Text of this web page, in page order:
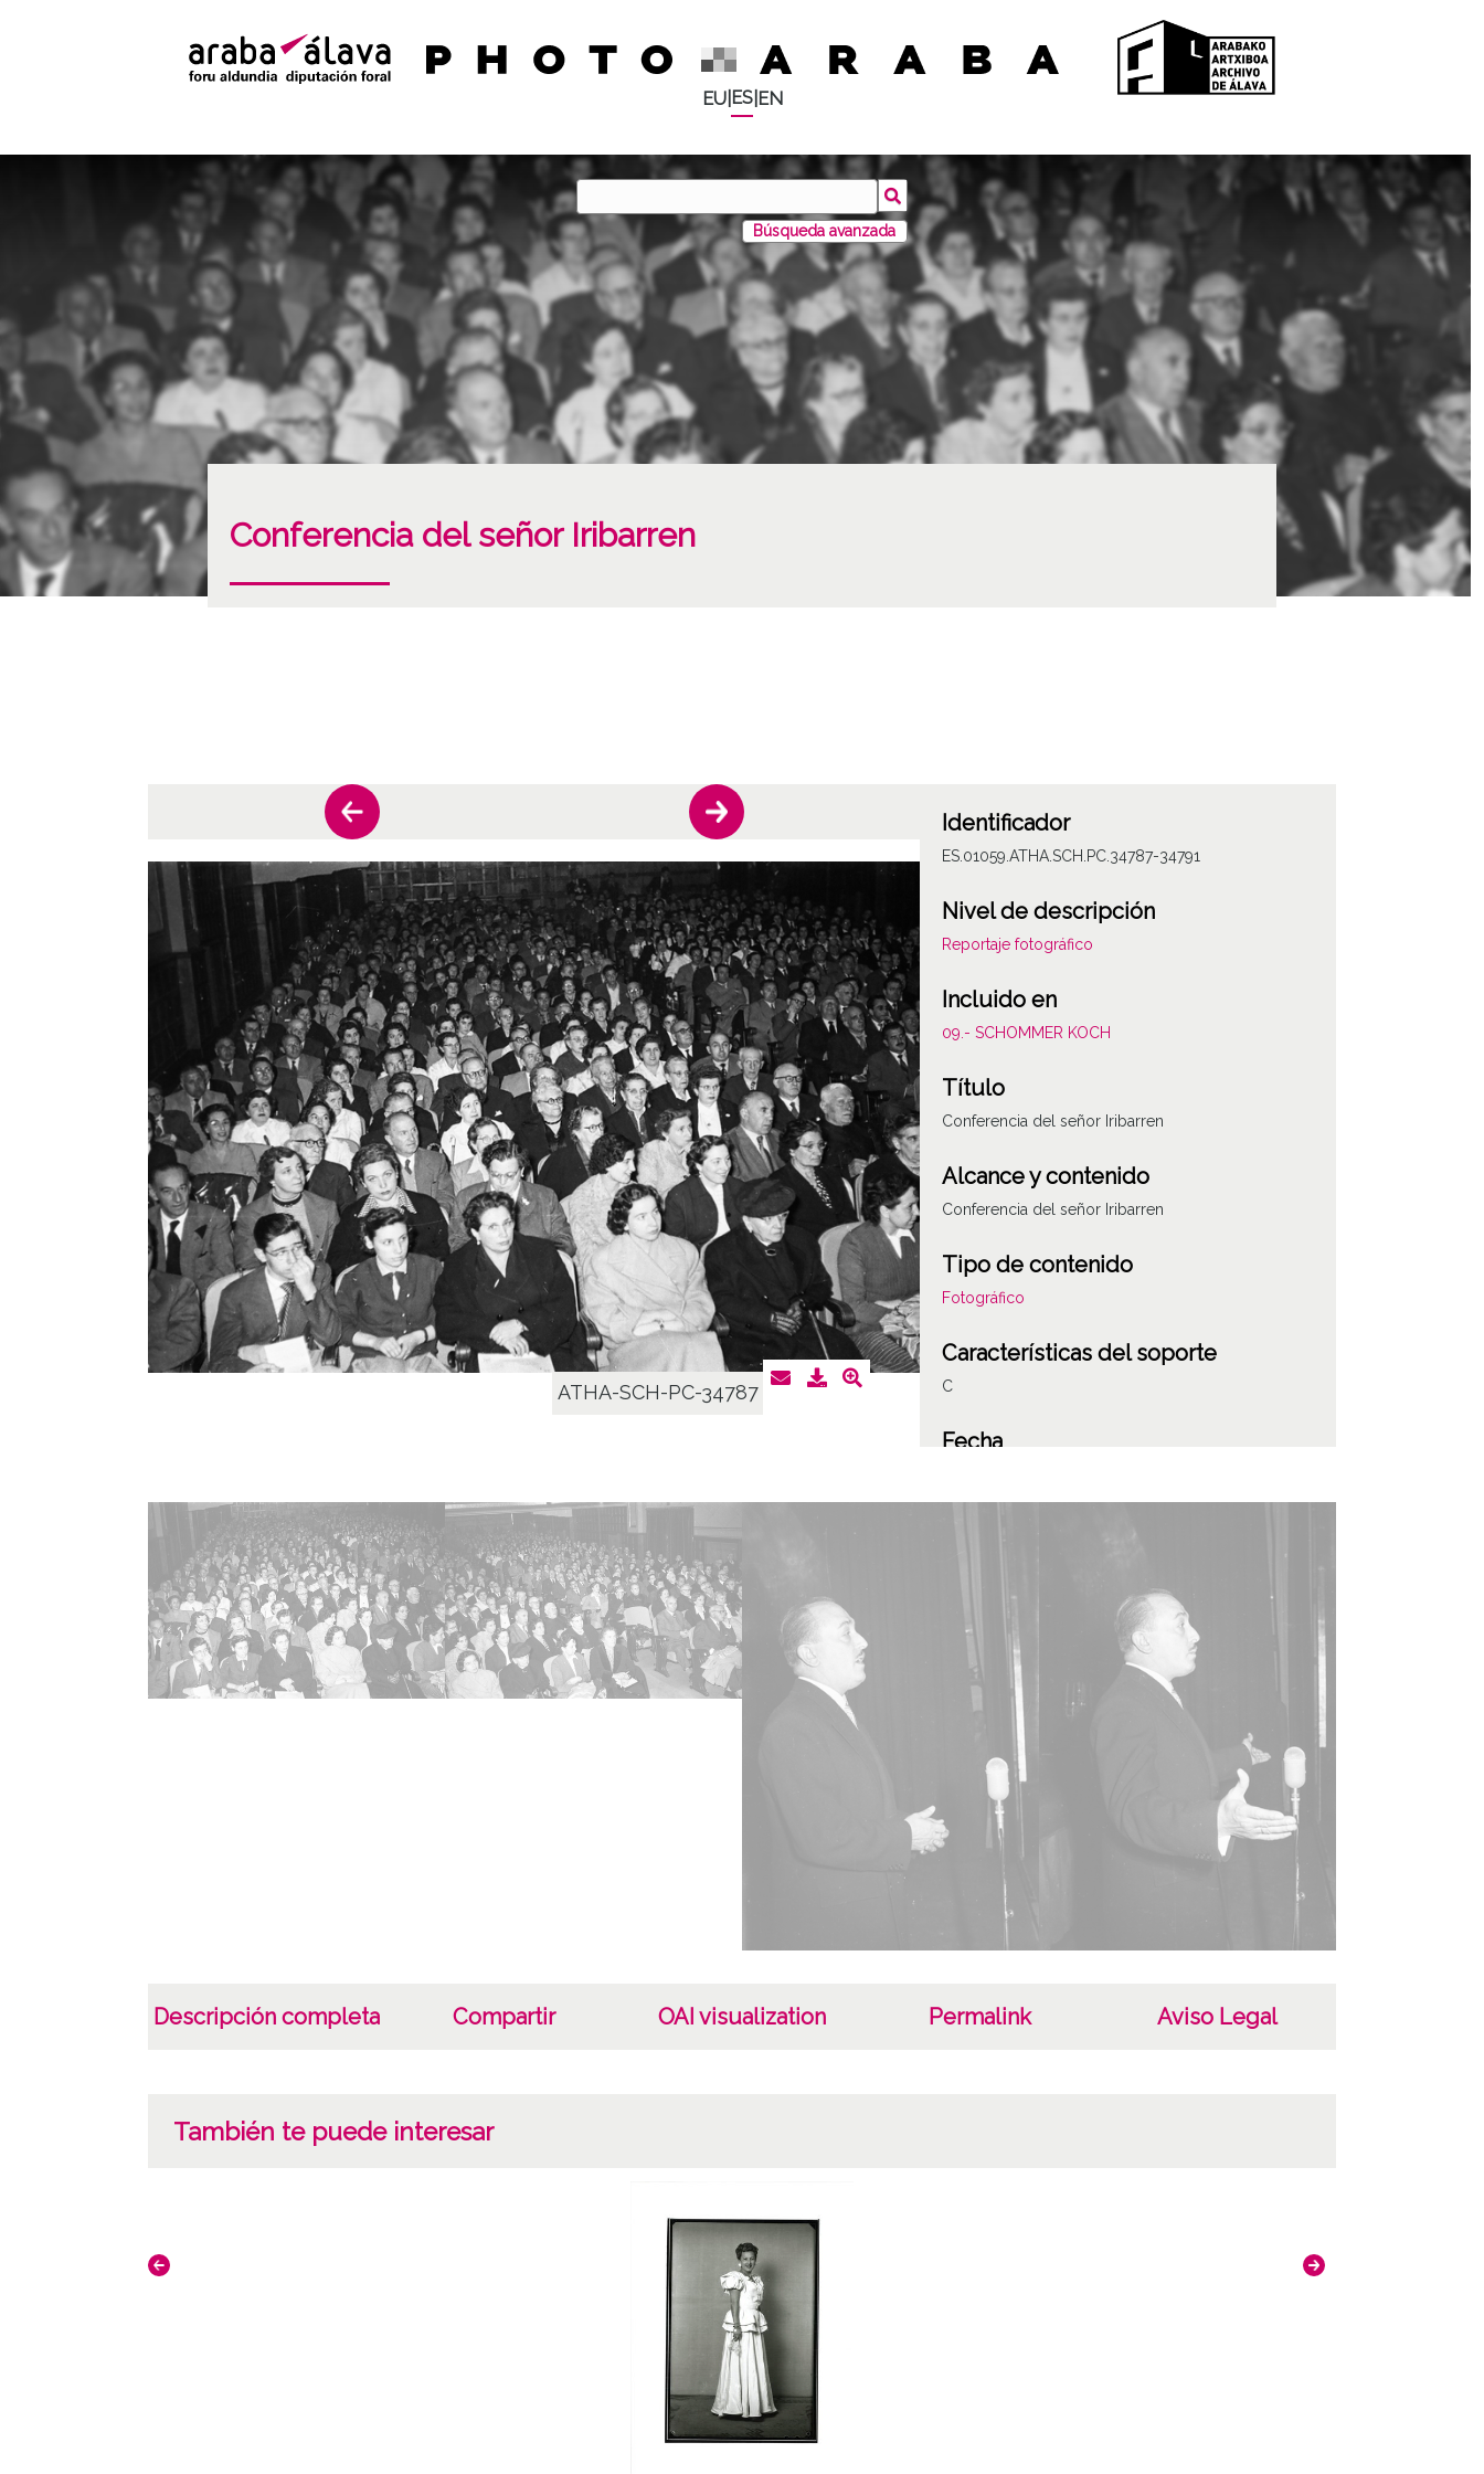
EU| ES| EN
Búsqueda avanzada
Conferencia del señor Iribarren
ATHA-SCH-PC-34787
Identificador
ES.01059.ATHA.SCH.PC.34787-34791
Nivel de descripción
Reportaje fotográfico
Incluido en
09.- SCHOMMER KOCH
Título
Conferencia del señor Iribarren
Alcance y contenido
Conferencia del señor Iribarren
Tipo de contenido
Fotográfico
Características del soporte
C
Fecha
19551231
Signatura anterior: Caja 288, rollo B-2 Signatura
copias: Carpeta 238 - Positivos 34787 a 34791
Signatura originales: Rollo 35mm, nº 1533
Licencia de las imágenes
CC BY-NC-SA 4.0
Descripción completa Compartir OAI visualization Permalink Aviso Legal
También te puede interesar